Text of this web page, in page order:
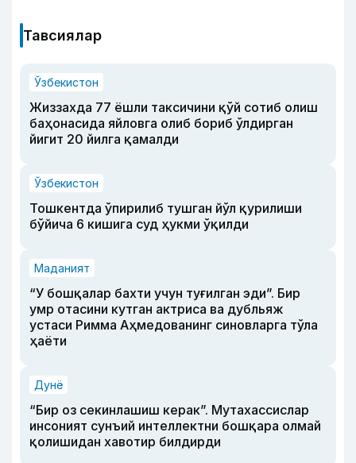
Тавсиялар
Ўзбекистон
Жиззахда 77 ёшли таксичини қўй сотиб олиш
баҳонасида яйловга олиб бориб ўлдирган
йигит 20 йилга қамалди
Ўзбекистон
Тошкентда ўпирилиб тушган йўл қурилиши
бўйича 6 кишига суд ҳукми ўқилди
Маданият
“У бошқалар бахти учун туғилган эди”. Бир
умр отасини кутган актриса ва дубльяж
устаси Римма Аҳмедованинг синовларга тўла
ҳаёти
Дунё
“Бир оз секинлашиш керак”. Мутахассислар
инсоният сунъий интеллектни бошқара олмай
қолишидан хавотир билдирди